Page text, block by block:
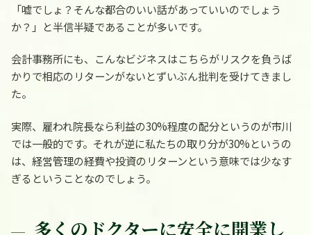
「嘘でしょ？そんな都合のいい話があっていいのでしょう
か？」 と半信半疑であることが多いです。
会計事務所にも、こんなビジネスはこちらがリスクを負うば
かりで相応のリターンがないとずいぶん批判を受けてきまし
た。
実際、雇われ院長なら利益の30%程度の配分というのが市川
では一般的です。それが逆に私たちの取り分が30%というの
は、経営管理の経費や投資のリターンという意味では少なす
ぎるということなのでしょう。
多くのドクターに安全に開業し